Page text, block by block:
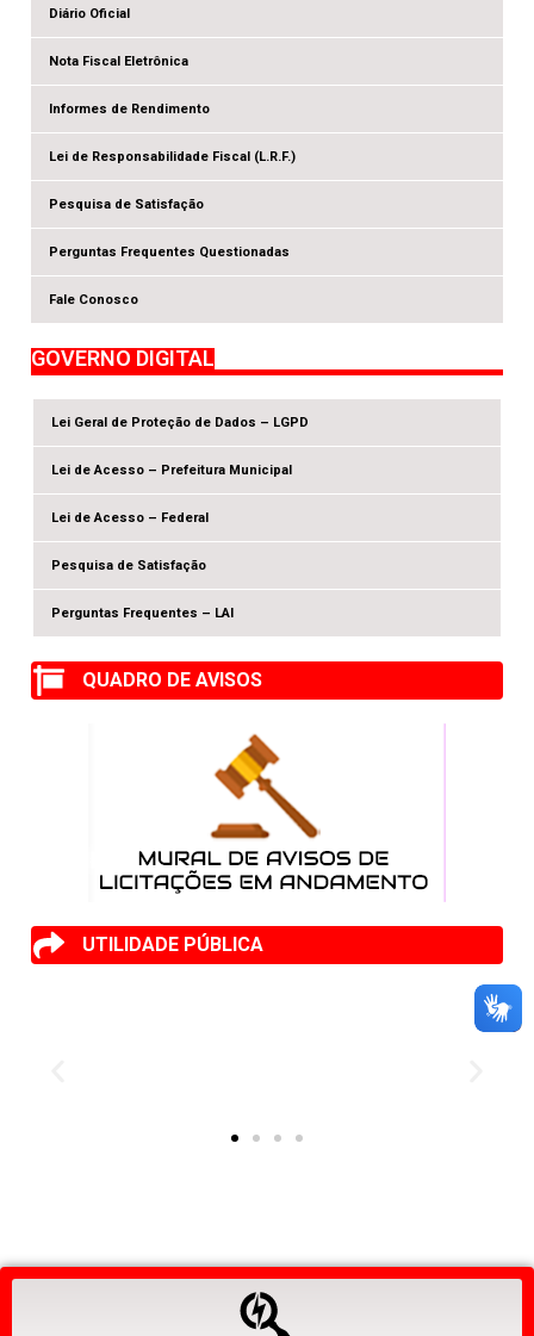
Diário Oficial
Nota Fiscal Eletrônica
Informes de Rendimento
Lei de Responsabilidade Fiscal (L.R.F.)
Pesquisa de Satisfação
Perguntas Frequentes Questionadas
Fale Conosco
GOVERNO DIGITAL
Lei Geral de Proteção de Dados – LGPD
Lei de Acesso – Prefeitura Municipal
Lei de Acesso – Federal
Pesquisa de Satisfação
Perguntas Frequentes – LAI
QUADRO DE AVISOS
UTILIDADE PÚBLICA